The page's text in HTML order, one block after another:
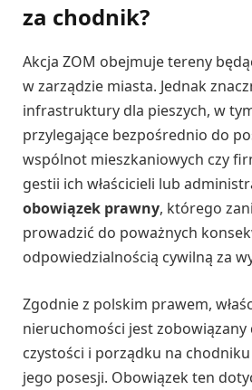
za chodnik?
Akcja ZOM obejmuje tereny
w zarządzie miasta. Jednak
infrastruktury dla pieszych, w
przylegające bezpośrednio do
wspólnot mieszkaniowych czy
gestii ich właścicieli lub
obowiązek prawny, którego
prowadzić do poważnych
odpowiedzialnością cywilną za
Zgodnie z polskim prawem,
nieruchomości jest
czystości i porządku na
jego posesji. Obowiązek ten